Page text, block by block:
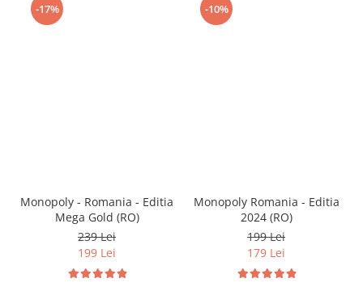
-17%
Monopoly - Romania - Editia
Mega Gold (RO)
239 Lei
199 Lei
-10%
Monopoly Romania - Editia
2024 (RO)
199 Lei
179 Lei